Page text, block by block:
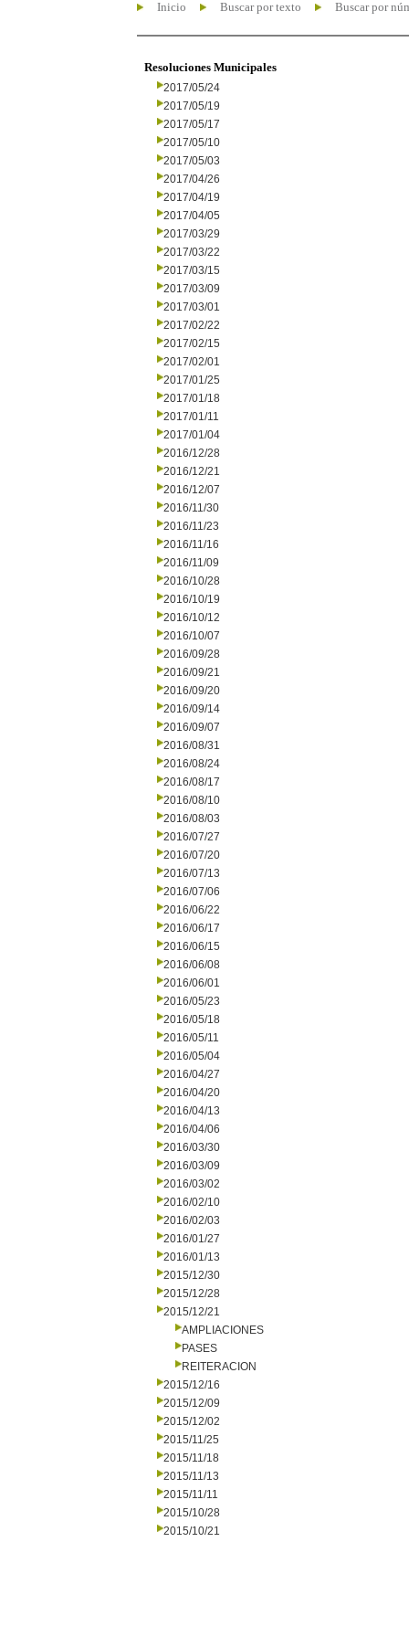
Inicio Buscar por texto Buscar por
Resoluciones Municipales
2017/05/24
2017/05/19
2017/05/17
2017/05/10
2017/05/03
2017/04/26
2017/04/19
2017/04/05
2017/03/29
2017/03/22
2017/03/15
2017/03/09
2017/03/01
2017/02/22
2017/02/15
2017/02/01
2017/01/25
2017/01/18
2017/01/11
2017/01/04
2016/12/28
2016/12/21
2016/12/07
2016/11/30
2016/11/23
2016/11/16
2016/11/09
2016/10/28
2016/10/19
2016/10/12
2016/10/07
2016/09/28
2016/09/21
2016/09/20
2016/09/14
2016/09/07
2016/08/31
2016/08/24
2016/08/17
2016/08/10
2016/08/03
2016/07/27
2016/07/20
2016/07/13
2016/07/06
2016/06/22
2016/06/17
2016/06/15
2016/06/08
2016/06/01
2016/05/23
2016/05/18
2016/05/11
2016/05/04
2016/04/27
2016/04/20
2016/04/13
2016/04/06
2016/03/30
2016/03/09
2016/03/02
2016/02/10
2016/02/03
2016/01/27
2016/01/13
2015/12/30
2015/12/28
2015/12/21
AMPLIACIONES
PASES
REITERACION
2015/12/16
2015/12/09
2015/12/02
2015/11/25
2015/11/18
2015/11/13
2015/11/11
2015/10/28
2015/10/21